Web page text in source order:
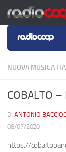
Salta al
NUOVA MUSICA
COBALTO
DI ANTONIO
08/07/2020
https://